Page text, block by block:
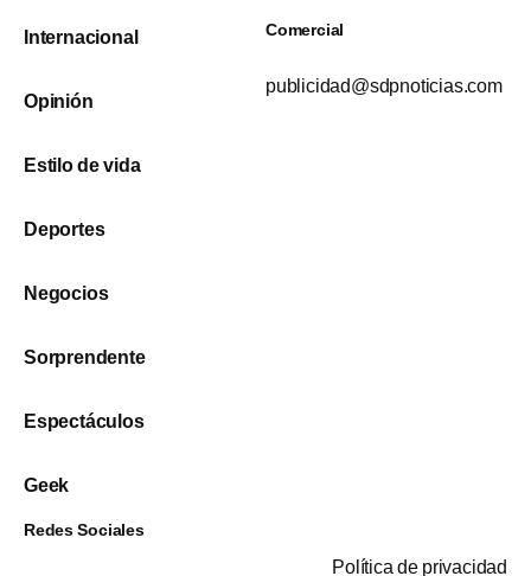
Internacional
Opinión
Estilo de vida
Deportes
Negocios
Sorprendente
Espectáculos
Geek
Comercial
publicidad@sdpnoticias.com
Redes Sociales
Política de privacidad